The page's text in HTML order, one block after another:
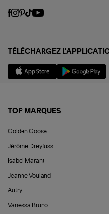
TÉLÉCHARGEZ
TOP MARQUES
Golden Goose
Jérôme Dreyfuss
Isabel Marant
Jeanne Vouland
Autry
Vanessa Bruno